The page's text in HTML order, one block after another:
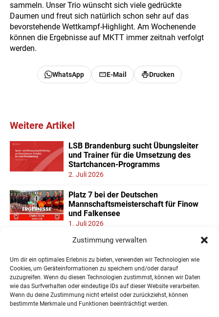
Zustimmung verwalten
Um dir ein optimales Erlebnis zu bieten, verwenden wir Technologien wie
Cookies, um Geräteinformationen zu speichern und/oder darauf
zuzugreifen. Wenn du diesen Technologien zustimmst, können wir Daten
wie das Surfverhalten oder eindeutige IDs auf dieser Website verarbeiten.
Wenn du deine Zustimmung nicht erteilst oder zurückziehst, können
bestimmte Merkmale und Funktionen beeinträchtigt werden.
sammeln. Unser Trio wünscht sich viele gedrückte
Daumen und freut sich natürlich schon sehr auf das
bevorstehende Wettkampf-Highlight. Am Wochenende
können die Ergebnisse auf MKTT immer zeitnah verfolgt
werden.
WhatsApp E-Mail Drucken
Weitere Artikel
LSB Brandenburg sucht Übungsleiter
und Trainer für die Umsetzung des
Startchancen-Programms
2. Juli 2026
Platz 7 bei der Deutschen
Mannschaftsmeisterschaft für Finow
und Falkensee
1. Juli 2026
Neuer Teilnehmerrekord und Finower
Landesmannschaftspokal U11/13
22. Juni 2026
« Ältere Einträge